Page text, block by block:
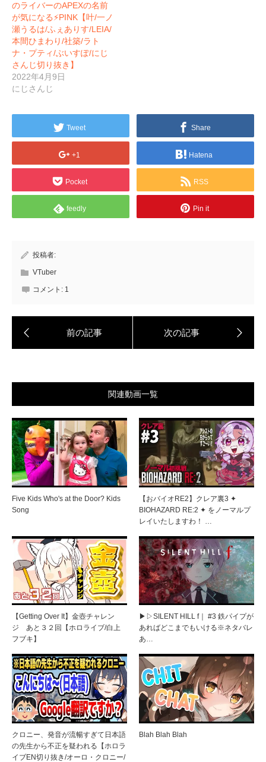
のライバーのAPEXの名前
が気になる⚡️PINK【叶/一ノ
瀬うるは/ふぇありす/LEIA/
本間ひまわり/社築/ラト
ナ・プティ/ぶいすぽ/にじ
さんじ切り抜き】
2022年4月9日
にじさんじ
Tweet Share
+1 Hatena
Pocket RSS
feedly Pin it
投稿者:
VTuber
コメント: 1
関連動画一覧
Five Kids Who's at the Door? Kids
Song
【おバイオRE2】クレア裏3 ✦
BIOHAZARD RE:2 ✦ をノーマルプ
レイいたしますわ！ …
【Getting Over It】金壺チャレン
ジ あと３２回【ホロライブ/白上
フブキ】
▶︎▷SILENT HILL f｜ #3 鉄パイプが
あればどこまでもいける※ネタバレ
あ…
クロニー、発音が流暢すぎて日本語
の先生から不正を疑われる【ホロラ
イブEN切り抜き/オーロ・クロニー/
Blah Blah Blah